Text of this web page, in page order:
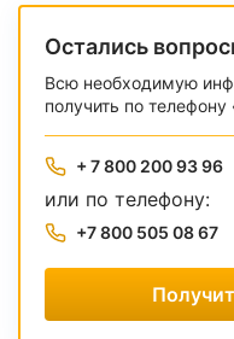
Остались
Всю необходимую
получить по телефону
+ 7 800 200 93 96
или по телефону:
+7 800 505 08 67